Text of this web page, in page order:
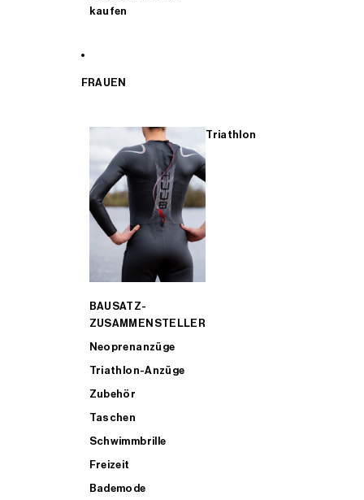
kaufen
FRAUEN
Triathlon
BAUSATZ-
ZUSAMMENSTELLER
Neoprenanzüge
Triathlon-Anzüge
Zubehör
Taschen
Schwimmbrille
Freizeit
Bademode